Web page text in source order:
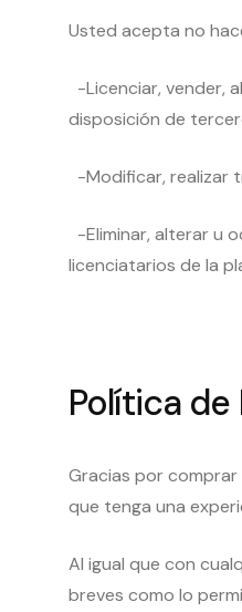
Usted acepta no
-Licenciar, vender,
disposición de
-Modificar, realizar
-Eliminar, alterar u
licenciatarios de la
Política
Gracias por comprar
que tenga una
Al igual que con
breves como lo